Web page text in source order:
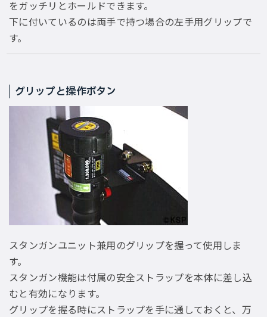
をガッチリとホールドできます。
下に付いているのは両手で持つ場合の左手用グリップで
す。
グリップと操作ボタン
スタンガンユニット兼用のグリップを握って使用しま
す。
スタンガン機能は付属の安全ストラップを本体に差し込
むと有効になります。
グリップを握る時にストラップを手に通しておくと、万